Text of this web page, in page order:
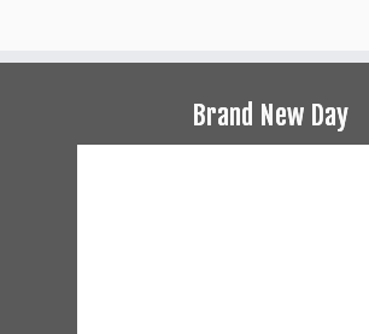
Brand New Day